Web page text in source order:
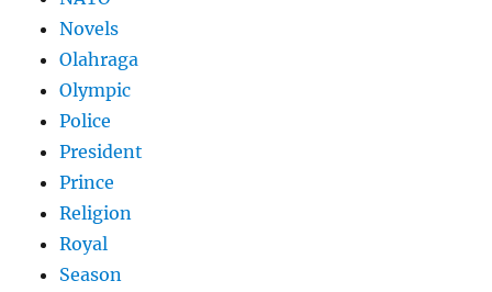
Novels
Olahraga
Olympic
Police
President
Prince
Religion
Royal
Season